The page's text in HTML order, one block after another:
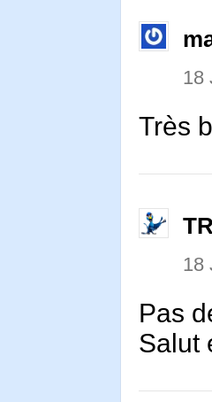
18
Très
18
Pas
Salut